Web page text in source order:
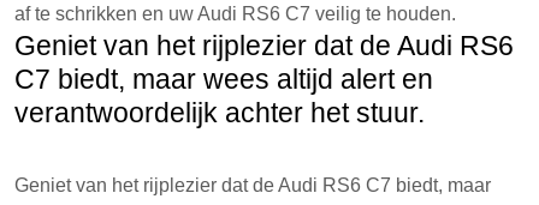
af ​​te schrikken en uw Audi RS6 C7 veilig te houden.
Geniet van het rijplezier dat de Audi RS6
C7 biedt, maar wees altijd alert en
verantwoordelijk achter het stuur.
Geniet van het rijplezier dat de Audi RS6 C7 biedt, maar